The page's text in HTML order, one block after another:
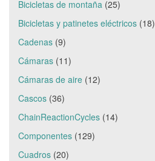
Bicicletas de montaña (25)
Bicicletas y patinetes eléctricos (18)
Cadenas (9)
Cámaras (11)
Cámaras de aire (12)
Cascos (36)
ChainReactionCycles (14)
Componentes (129)
Cuadros (20)